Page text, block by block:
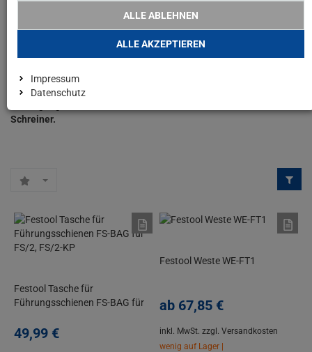
Unser Produktsortiment der
Marke Festool
Festool steht für
Akku­schrauber und Systainer bieten perfekte Ergonomie,
Schreiner.
Festool Tasche für
Führungsschienen FS-BAG für
49,99 €
Festool Weste WE-FT1
ab 67,85 €
inkl. MwSt. zzgl. Versandkosten
wenig auf Lager |
ALLE ABLEHNEN
ALLE AKZEPTIEREN
Impressum
Datenschutz